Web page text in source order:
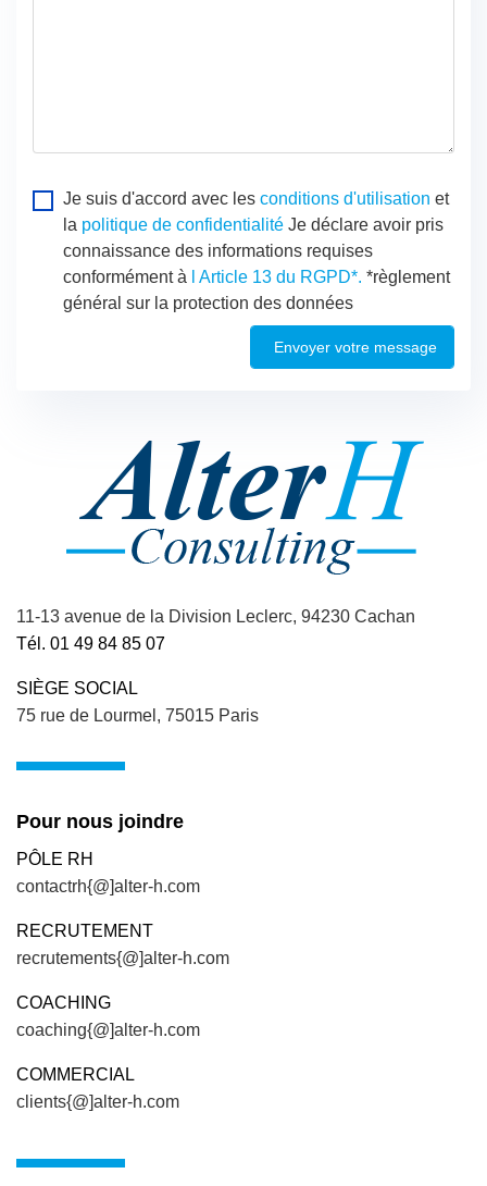
Je suis d'accord avec les conditions d'utilisation et
la politique de confidentialité Je déclare avoir pris
connaissance des informations requises
conformément à
l Article 13 du RGPD*. *règlement
général sur la protection des données
Envoyer votre message
11-13 avenue de la Division Leclerc, 94230 Cachan
Tél. 01 49 84 85 07
SIÈGE SOCIAL
75 rue de Lourmel, 75015 Paris
Pour nous joindre
PÔLE RH
contactrh{@]alter-h.com
RECRUTEMENT
recrutements{@]alter-h.com
COACHING
coaching{@]alter-h.com
COMMERCIAL
clients{@]alter-h.com